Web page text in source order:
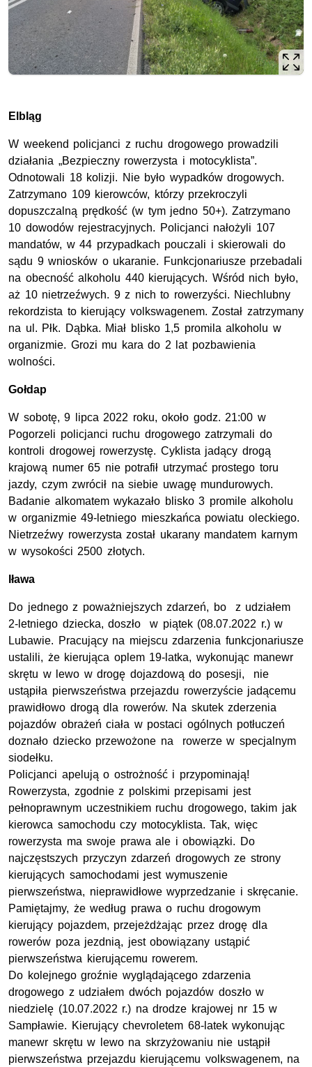
Elbląg
W weekend policjanci z ruchu drogowego prowadzili
działania „Bezpieczny rowerzysta i motocyklista”.
Odnotowali 18 kolizji. Nie było wypadków drogowych.
Zatrzymano 109 kierowców, którzy przekroczyli
dopuszczalną prędkość (w tym jedno 50+). Zatrzymano
10 dowodów rejestracyjnych. Policjanci nałożyli 107
mandatów, w 44 przypadkach pouczali i skierowali do
sądu 9 wniosków o ukaranie. Funkcjonariusze przebadali
na obecność alkoholu 440 kierujących. Wśród nich było,
aż 10 nietrzeźwych. 9 z nich to rowerzyści. Niechlubny
rekordzista to kierujący volkswagenem. Został zatrzymany
na ul. Płk. Dąbka. Miał blisko 1,5 promila alkoholu w
organizmie. Grozi mu kara do 2 lat pozbawienia
wolności.
Gołdap
W sobotę, 9 lipca 2022 roku, około godz. 21:00 w
Pogorzeli policjanci ruchu drogowego zatrzymali do
kontroli drogowej rowerzystę. Cyklista jadący drogą
krajową numer 65 nie potrafił utrzymać prostego toru
jazdy, czym zwrócił na siebie uwagę mundurowych.
Badanie alkomatem wykazało blisko 3 promile alkoholu
w organizmie 49-letniego mieszkańca powiatu oleckiego.
Nietrzeźwy rowerzysta został ukarany mandatem karnym
w wysokości 2500 złotych.
Iława
Do jednego z poważniejszych zdarzeń, bo z udziałem
2-letniego dziecka, doszło w piątek (08.07.2022 r.) w
Lubawie. Pracujący na miejscu zdarzenia funkcjonariusze
ustalili, że kierująca oplem 19-latka, wykonując manewr
skrętu w lewo w drogę dojazdową do posesji, nie
ustąpiła pierwszeństwa przejazdu rowerzyście jadącemu
prawidłowo drogą dla rowerów. Na skutek zderzenia
pojazdów obrażeń ciała w postaci ogólnych potłuczeń
doznało dziecko przewożone na rowerze w specjalnym
siodełku.
Policjanci apelują o ostrożność i przypominają!
Rowerzysta, zgodnie z polskimi przepisami jest
pełnoprawnym uczestnikiem ruchu drogowego, takim jak
kierowca samochodu czy motocyklista. Tak, więc
rowerzysta ma swoje prawa ale i obowiązki. Do
najczęstszych przyczyn zdarzeń drogowych ze strony
kierujących samochodami jest wymuszenie
pierwszeństwa, nieprawidłowe wyprzedzanie i skręcanie.
Pamiętajmy, że według prawa o ruchu drogowym
kierujący pojazdem, przejeżdżając przez drogę dla
rowerów poza jezdnią, jest obowiązany ustąpić
pierwszeństwa kierującemu rowerem.
Do kolejnego groźnie wyglądającego zdarzenia
drogowego z udziałem dwóch pojazdów doszło w
niedzielę (10.07.2022 r.) na drodze krajowej nr 15 w
Sampławie. Kierujący chevroletem 68-latek wykonując
manewr skrętu w lewo na skrzyżowaniu nie ustąpił
pierwszeństwa przejazdu kierującemu volkswagenem, na